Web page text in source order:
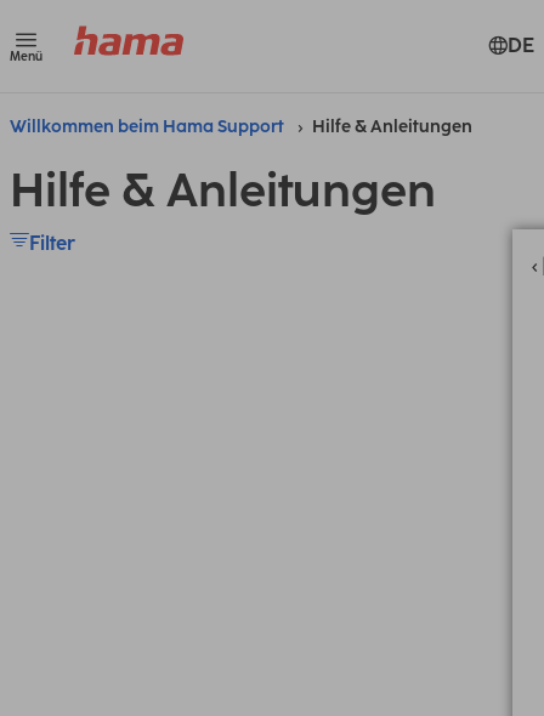
Menü DE
Willkommen beim Hama Support Hilfe & Anleitungen
Hilfe & Anleitungen
Filter